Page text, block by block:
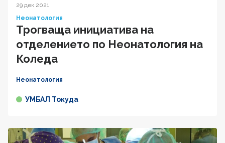
29 дек 2021
Неонатология
Трогваща инициатива на
отделението по Неонатология на
Коледа
Неонатология
УМБАЛ Токуда